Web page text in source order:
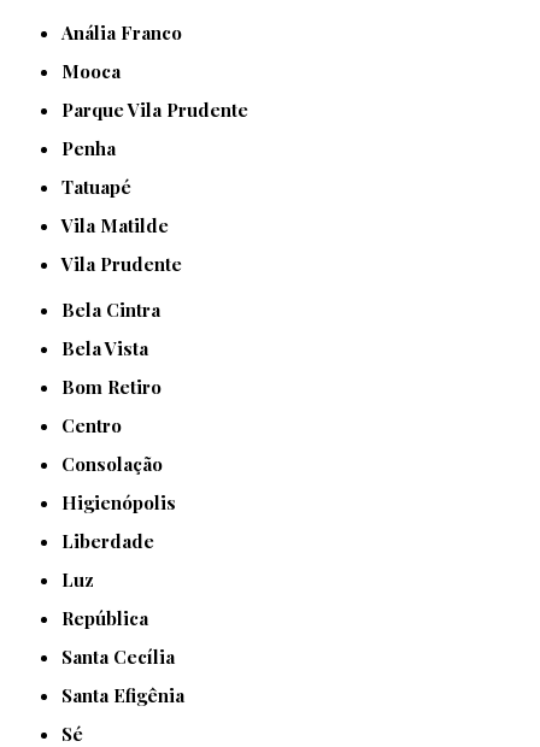
Anália Franco
Mooca
Parque Vila Prudente
Penha
Tatuapé
Vila Matilde
Vila Prudente
Bela Cintra
Bela Vista
Bom Retiro
Centro
Consolação
Higienópolis
Liberdade
Luz
República
Santa Cecília
Santa Efigênia
Sé